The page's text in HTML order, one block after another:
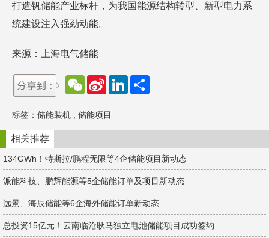
打造钒储能产业标杆，为我国能源结构转型、新型电力系
统建设注入强劲动能。
来源：上海电气储能
W
e
h
a
t
S
W
e
b
o
L
d
n
标签： 储能装机 储能项目
相关推荐
134GWh！特斯拉/鹏程无限等4企储能项目新动态
派能科技、鹏辉能源等5企储能订单及项目新动态
远景、海辰储能等6企海外储能订单新动态
总投资15亿元！云南临沧耿马独立电池储能项目成功签约